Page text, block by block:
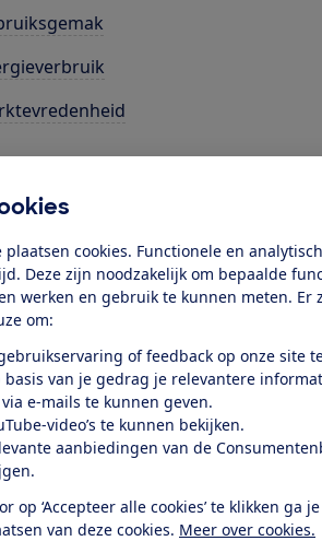
plaatsen cookies. Functionele en
Deze zijn noodzakelijk om bepaalde
werken en gebruik te kunnen meten. Er
om:
of feedback op onze site
basis van je gedrag je relevantere
e-mails te kunnen geven.
video’s te kunnen bekijken.
aanbiedingen van de
op ‘Accepteer alle cookies’ te klikken ga
van deze cookies. Meer over cookies.
Word lid
Al lid? Log in
dit product
door de Consumentenbond